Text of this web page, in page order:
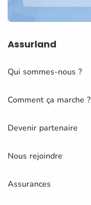
Assurland
Qui sommes-nous ?
Comment ça marche ?
Devenir partenaire
Nous rejoindre
Assurances